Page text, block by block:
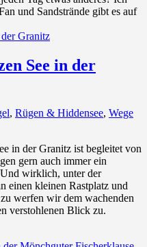
und Sandstrände gibt es auf
See in der
, Rügen & Hiddensee, Wege
in der Granitz ist begleitet von
gern auch immer ein
wirklich, unter der
einen kleinen Rastplatz und
werfen wir dem wachenden
verstohlenen Blick zu.